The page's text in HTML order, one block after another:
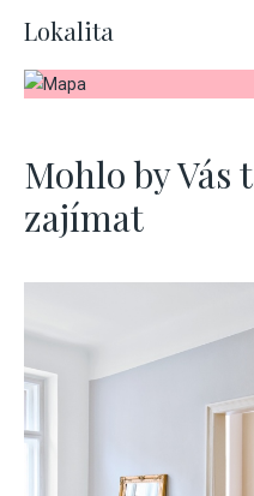
Lokalita
Mohlo by Vás
zajímat